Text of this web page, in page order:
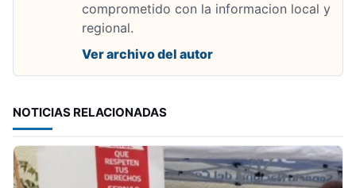
comprometido con la informacion local y
regional.
Ver archivo del autor
NOTICIAS RELACIONADAS